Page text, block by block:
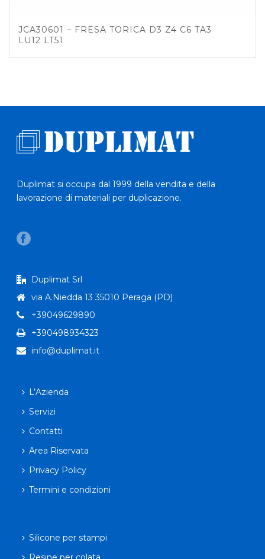
JCA30601 – FRESA TORICA D3 Z4 C6 TA3
LU12 LT51
Duplimat si occupa dal 1999 della vendita e della
lavorazione di materiali per duplicazione.
Duplimat Srl
via A.Niedda 13 35010 Peraga (PD)
+39049629890
+390498934323
info@duplimat.it
L’Azienda
Servizi
Contatti
Area Riservata
Privacy Policy
Termini e condizioni
Silicone per stampi